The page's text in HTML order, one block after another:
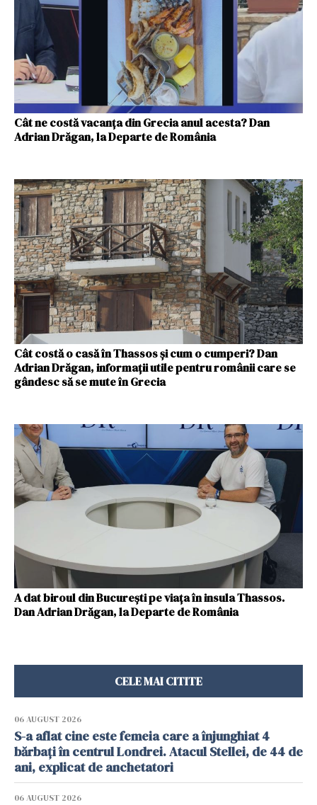
Cât ne costă vacanța din Grecia anul acesta? Dan
Adrian Drăgan, la Departe de România
Cât costă o casă în Thassos și cum o cumperi? Dan
Adrian Drăgan, informații utile pentru românii care se
gândesc să se mute în Grecia
A dat biroul din București pe viața în insula Thassos.
Dan Adrian Drăgan, la Departe de România
CELE MAI CITITE
06 AUGUST 2026
S-a aflat cine este femeia care a înjunghiat 4
bărbați în centrul Londrei. Atacul Stellei, de 44 de
ani, explicat de anchetatori
06 AUGUST 2026